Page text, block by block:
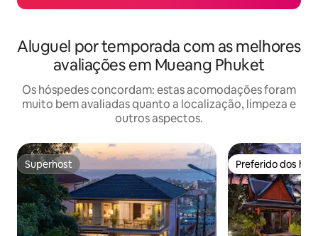
Aluguel por temporada com as melhores
avaliações em Mueang Phuket
Os hóspedes concordam: estas acomodações foram
muito bem avaliadas quanto a localização, limpeza e
outros aspectos.
Superhost
Superhost Preferido dos
Preferido dos